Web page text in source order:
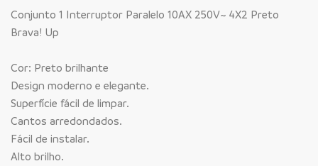
Conjunto 1 Interruptor Paralelo 10AX 250V~ 4X2 Preto
Brava! Up
Cor: Preto brilhante
Design moderno e elegante.
Superfície fácil de limpar.
Cantos arredondados.
Fácil de instalar.
Alto brilho.